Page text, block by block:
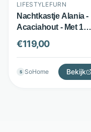
LIFESTYLEFURN
Nachtkastje Alania -
Acaciahout - Met 1
lade en open vak -
Bruin - LifestyleFurn
€119,00
S SoHome Bekijk